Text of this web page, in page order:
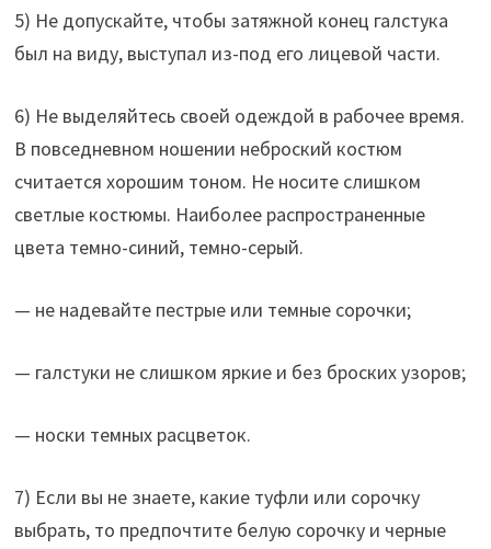
5) Не допускайте, чтобы затяжной конец галстука
был на виду, выступал из-под его лицевой части.
6) Не выделяйтесь своей одеждой в рабочее время.
В повседневном ношении неброский костюм
считается хорошим тоном. Не носите слишком
светлые костюмы. Наиболее распространенные
цвета темно-синий, темно-серый.
— не надевайте пестрые или темные сорочки;
— галстуки не слишком яркие и без броских узоров;
— носки темных расцветок.
7) Если вы не знаете, какие туфли или сорочку
выбрать, то предпочтите белую сорочку и черные